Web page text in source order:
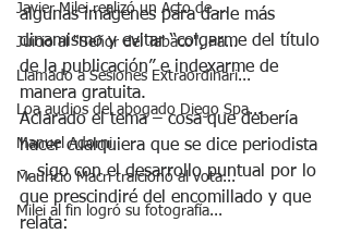
Javier Milei realizó un Acto de ...
Juicio al "Señor del Tabaco", Pa...
Llamado a Sesiones Extraordinari...
Loa audios del abogado Diego Spa...
Manuel Adorni
Mauricio Macri traicionó al vota...
Milei al fin logró su fotografía...
algunas imágenes para darle más
dinamismo y evitar “colgarme del título
de la publicación” e indexarme de
manera gratuita.
Aclarado el tema – cosa que debería
hacer cualquiera que se dice periodista
-, sigo con el desarrollo puntual por lo
que prescindiré del encomillado y que
relata: